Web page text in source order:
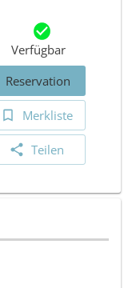
Verfügbar
Reservation
Merkliste
Teilen